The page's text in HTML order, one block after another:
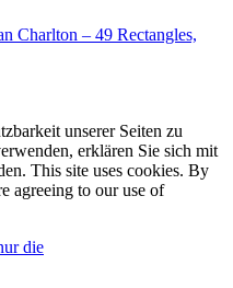
Charlton – 49 Rectangles,
unserer Seiten zu
erklären Sie sich mit
This site uses cookies. By
agreeing to our use of
die